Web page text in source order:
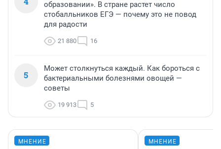
образовании». В стране растет число
стобалльников ЕГЭ — почему это не повод
для радости
21 880 16
5
Может столкнуться каждый. Как бороться с
бактериальными болезнями овощей —
советы
19 913 5
МНЕНИЕ МНЕНИЕ